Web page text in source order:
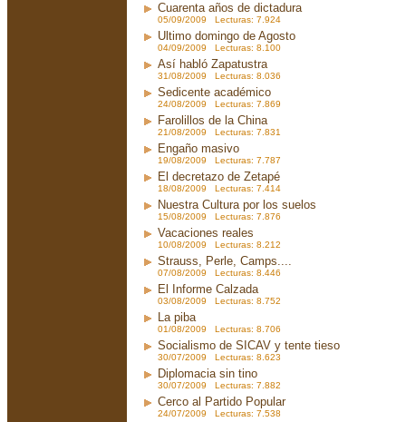
Cuarenta años de dictadura
05/09/2009 Lecturas: 7.924
Ultimo domingo de Agosto
04/09/2009 Lecturas: 8.100
Así habló Zapatustra
31/08/2009 Lecturas: 8.036
Sedicente académico
24/08/2009 Lecturas: 7.869
Farolillos de la China
21/08/2009 Lecturas: 7.831
Engaño masivo
19/08/2009 Lecturas: 7.787
El decretazo de Zetapé
18/08/2009 Lecturas: 7.414
Nuestra Cultura por los suelos
15/08/2009 Lecturas: 7.876
Vacaciones reales
10/08/2009 Lecturas: 8.212
Strauss, Perle, Camps....
07/08/2009 Lecturas: 8.446
El Informe Calzada
03/08/2009 Lecturas: 8.752
La piba
01/08/2009 Lecturas: 8.706
Socialismo de SICAV y tente tieso
30/07/2009 Lecturas: 8.623
Diplomacia sin tino
30/07/2009 Lecturas: 7.882
Cerco al Partido Popular
24/07/2009 Lecturas: 7.538